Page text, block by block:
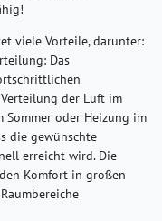
viele Vorteile, darunter:
Das
der Luft im
Sommer oder Heizung im
die gewünschte
erreicht wird. Die
Komfort in großen